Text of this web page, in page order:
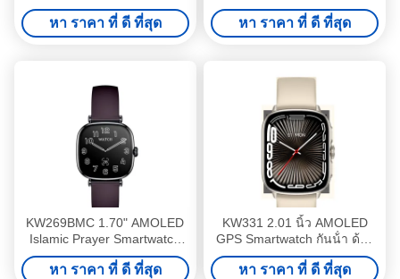
ความเคลื่อนไหว
หา ราคา ที่ ดี ที่สุด
ของหัวใจและการนอน 1.93"
หา ราคา ที่ ดี ที่สุด
KW269BMC 1.70" AMOLED
Islamic Prayer Smartwatch
พร้อมสาย Bluetooth ความ
ซื่อสัตย์สูง ติดตามสุขภาพทั้งวัน
หา ราคา ที่ ดี ที่สุด
KW331 2.01 นิ้ว AMOLED
GPS Smartwatch กันน้ํา ด้วย
170+ รูปแบบกีฬา
หา ราคา ที่ ดี ที่สุด